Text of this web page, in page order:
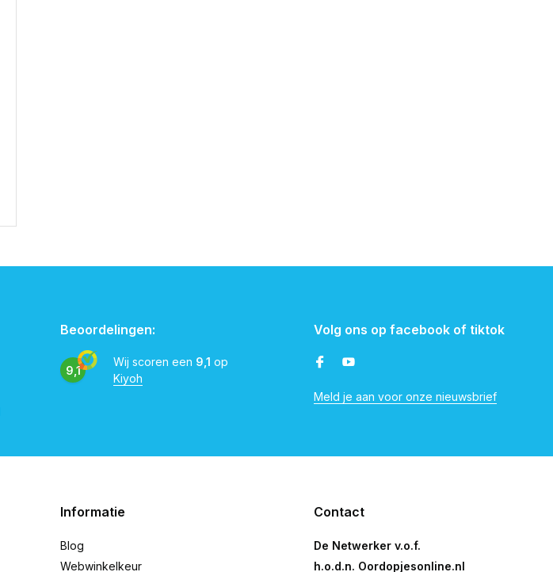
Beoordelingen:
9,1
Wij scoren een 9,1 op
Kiyoh
Volg ons op facebook of tiktok
Meld je aan voor onze nieuwsbrief
Informatie
Blog
Webwinkelkeur
Contact
De Netwerker v.o.f.
h.o.d.n. Oordopjesonline.nl